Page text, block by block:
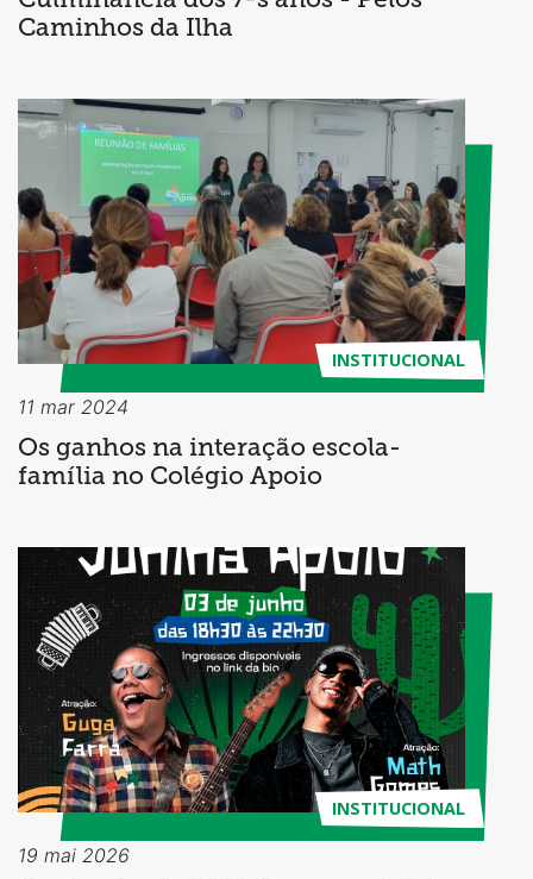
Caminhos da Ilha
INSTITUCIONAL
11 mar 2024
Os ganhos na interação escola-
família no Colégio Apoio
INSTITUCIONAL
19 mai 2026